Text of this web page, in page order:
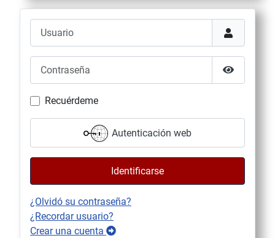
Mostrar
Recuérdeme
Autenticación web
Identificarse
¿Olvidó su contraseña?
¿Recordar usuario?
Crear una cuenta